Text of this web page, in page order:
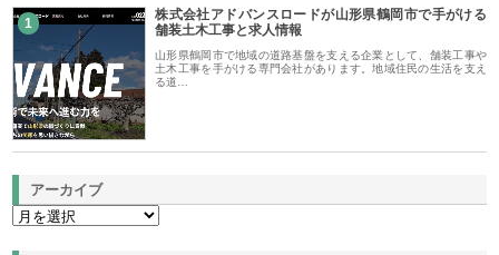
1
株式会社アドバンスロードが山形県鶴岡市で手がける
舗装土木工事と求人情報
山形県鶴岡市で地域の道路基盤を支える企業として、舗装工事や
土木工事を手がける専門会社があります。地域住民の生活を支え
る道…
アーカイブ